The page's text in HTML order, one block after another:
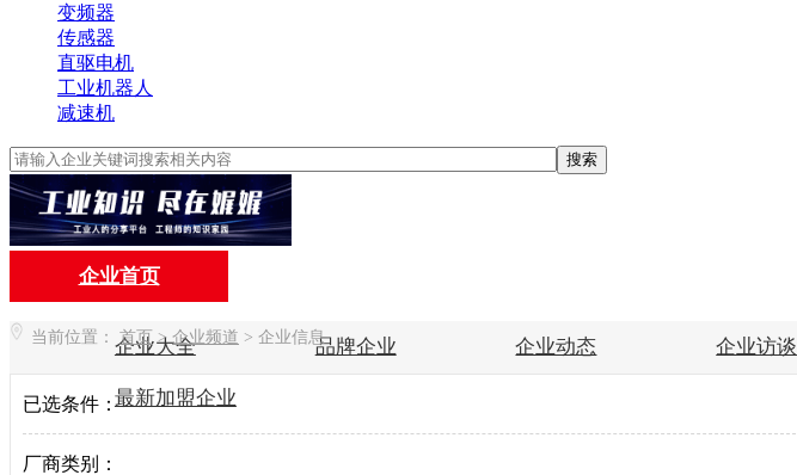
变频器
传感器
直驱电机
工业机器人
减速机
搜索
企业首页
企业大全 品牌企业 企业动态 企业访谈
最新加盟企业
当前位置： 首页 > 企业频道 > 企业信息
已选条件：
厂商类别：